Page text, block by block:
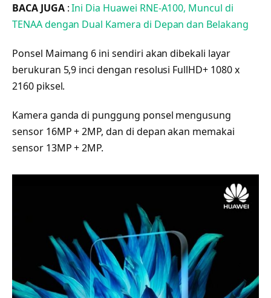
BACA JUGA:Ini Dia Huawei RNE-A100, Muncul di
TENAA dengan Dual Kamera di Depan dan Belakang
Ponsel Maimang 6 ini sendiri akan dibekali layar
berukuran 5,9 inci dengan resolusi FullHD+ 1080 x
2160 piksel.
Kamera ganda di punggung ponsel mengusung
sensor 16MP + 2MP, dan di depan akan memakai
sensor 13MP + 2MP.